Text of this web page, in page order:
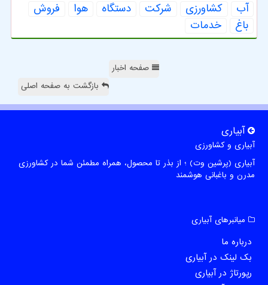
آب كشاورزی شركت دستگاه هوا
فروش
باغ
خدمات
صفحه اخبار
بازگشت به صفحه اصلی
آبیاری
آبیاری و کشاورزی
آبیاری (پرشین وت) ؛ از بذر تا محصول، همراه مطمئن شما در کشاورزی
مدرن و باغبانی هوشمند
میانبرهای آبیاری
درباره ما
بک لینک در آبیاری
رپورتاژ در آبیاری